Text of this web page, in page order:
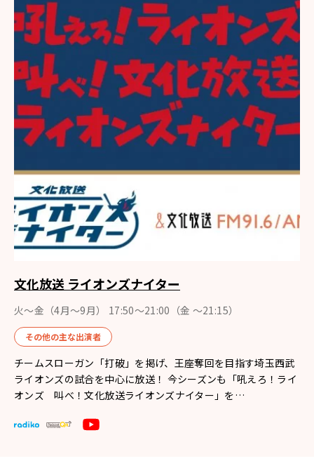
文化放送 ライオンズナイター
火～金（4月〜9月） 17:50～21:00（金 ～21:15）
その他の主な出演者
チームスローガン「打破」を掲げ、王座奪回を目指す埼玉西武
ライオンズの試合を中心に放送！ 今シーズンも「吼えろ！ライ
オンズ 叫べ！文化放送ライオンズナイター」を…